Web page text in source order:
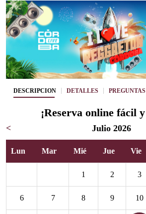
DESCRIPCIÓN DETALLES
¡Reserva online fácil
< Julio 2026
Lun Mar Mié Jue Vie
1 2 3
6 7 8 9 10